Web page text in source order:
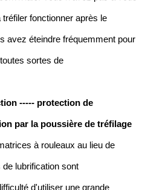
fonctionner après le
avez éteindre fréquemment pour
sortes de
----- protection de
par la poussière de tréfilage
à rouleaux au lieu de
lubrification sont
d'utiliser une grande